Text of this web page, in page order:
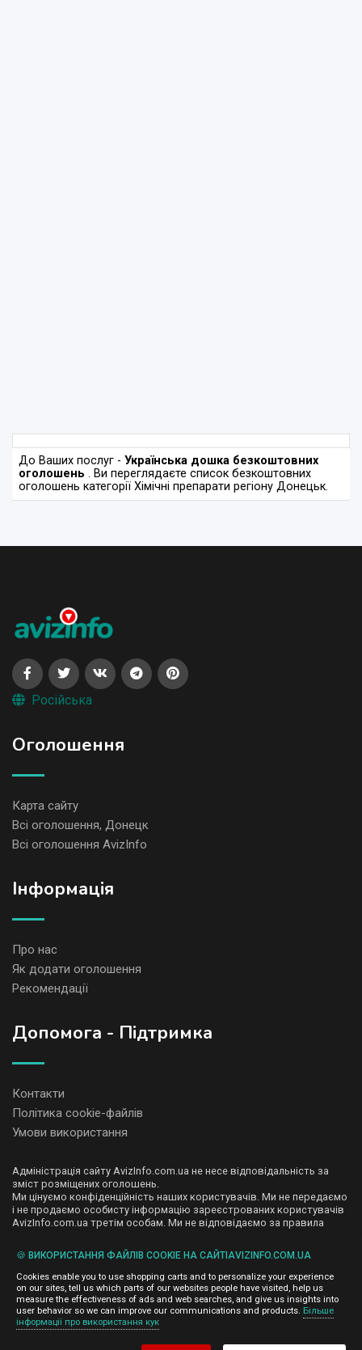
До Ваших послуг - Українська дошка безкоштовних
оголошень . Ви переглядаєте список безкоштовних
оголошень категорії Хімічні препарати регіону Донецьк.
Російська
Оголошення
Карта сайту
Всі оголошення, Донецк
Всі оголошення AvizInfo
Iнформація
Про нас
Як додати оголошення
Рекомендації
Допомога - Підтримка
Контакти
Політика cookie-файлів
Умови використання
Адміністрація сайту AvizInfo.com.ua не несе відповідальність за
зміст розміщених оголошень.
Ми цінуємо конфіденційність наших користувачів. Ми не передаємо
і не продаємо особисту інформацію зареєстрованих користувачів
AvizInfo.com.ua третім особам. Ми не відповідаємо за правила
деяких сторінках нашого сайту представлена реклама Google
Adsense Advertising Network. Щоб дізнатися детальніше про
правила конфіденційності Googleнатисніть тут.
AvizInfo.com.ua
🍪 ВИКОРИСТАННЯ ФАЙЛІВ COOKIE НА САЙТІAVIZINFO.COM.UA
Cookies enable you to use shopping carts and to personalize your experience
on our sites, tell us which parts of our websites people have visited, help us
measure the effectiveness of ads and web searches, and give us insights into
user behavior so we can improve our communications and products. Більше
інформації про використання кук